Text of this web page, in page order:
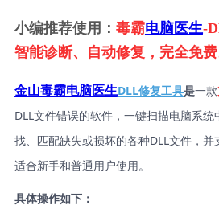
小编推荐使用： 毒霸电脑医生-
智能诊断、自动修复，完全免费
金山毒霸电脑医生DLL修复工具是一款
DLL文件错误的软件，一键扫描电脑系
找、匹配缺失或损坏的各种DLL文件，
适合新手和普通用户使用。
具体操作如下：